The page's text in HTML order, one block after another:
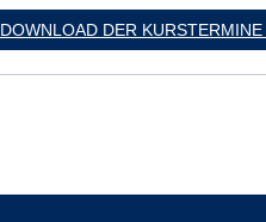
DOWNLOAD DER KURSTERMINE